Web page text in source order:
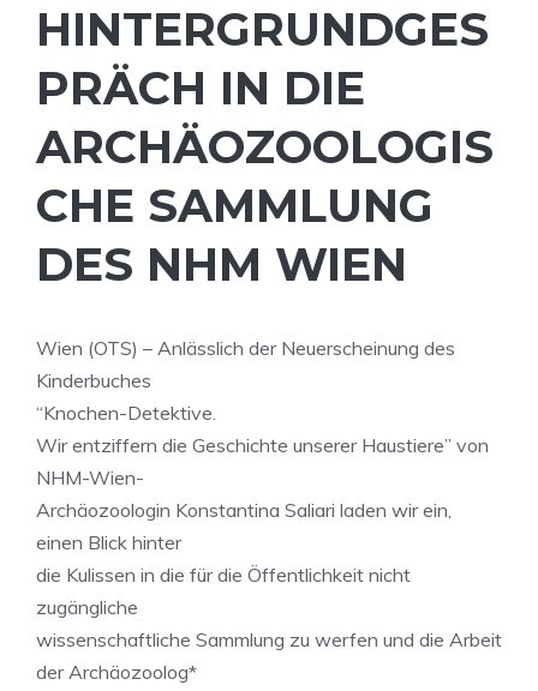
HINTERGRUNDGES
PRÄCH IN DIE
ARCHÄOZOOLOGIS
CHE SAMMLUNG
DES NHM WIEN
Wien (OTS) – Anlässlich der Neuerscheinung des
Kinderbuches
“Knochen-Detektive.
Wir entziffern die Geschichte unserer Haustiere” von
NHM-Wien-
Archäozoologin Konstantina Saliari laden wir ein,
einen Blick hinter
die Kulissen in die für die Öffentlichkeit nicht
zugängliche
wissenschaftliche Sammlung zu werfen und die Arbeit
der Archäozoolog*